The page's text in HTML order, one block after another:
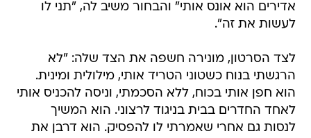
אדירים הוא אונס אותי" והבחור משיב לה, "תני לו
לעשות את זה".
לצד הסרטון, מונירה חשפה את הצד שלה: "לא
הרגשתי בנוח כשטוני הטריד אותי, מילולית ומינית.
הוא חפן אותי בכוח, ללא הסכמתי, וניסה להכניס אותי
לאחד החדרים בבית בניגוד לרצוני. הוא המשיך
לנסות גם אחרי שאמרתי לו להפסיק. הוא דרבן את